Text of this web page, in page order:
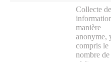
Collecte
manière
anonyme,
compris le
nombre de